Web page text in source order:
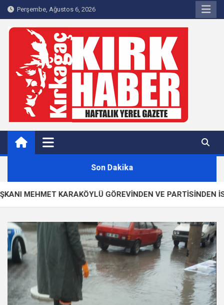
Skip
to
content
Perşembe, Ağustos 6, 2026
Kırkağaç 40Haber
Kırkağaç'ın Yerel Haber Sitesi
Son Dakika
KARAKÖYLÜ GÖREVİNDEN VE PARTİSİNDEN İSTİFA